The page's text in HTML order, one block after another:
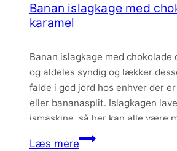
Banan islagkage med
karamel
Banan islagkage med chokolade
og aldeles syndig og lækker
falde i god jord hos enhver der
eller bananasplit. Islagkagen
ismaskine, så her kan alle være
Læs mereBanan